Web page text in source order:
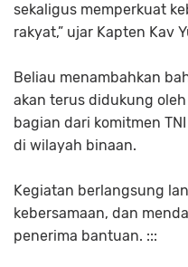
sekaligus memperkuat
rakyat,” ujar Kapten Kav
Beliau menambahkan
akan terus didukung
bagian dari komitmen
di wilayah binaan.
Kegiatan berlangsung
kebersamaan, dan
penerima bantuan. :::